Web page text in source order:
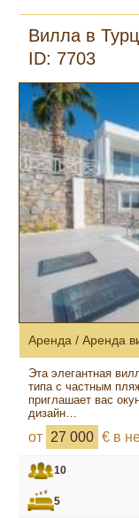
Вилла в
ID: 7703
Аренда / Аренда
Эта элегантная
типа с частным
приглашает вас
дизайн…
от 27 000 € в
10
5